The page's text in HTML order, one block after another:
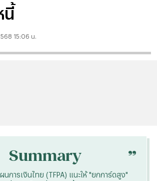
นี้
15:06 น.
Summary “
การเงินไทย (TFPA) แนะให้ "ยกการ์ดสูง"